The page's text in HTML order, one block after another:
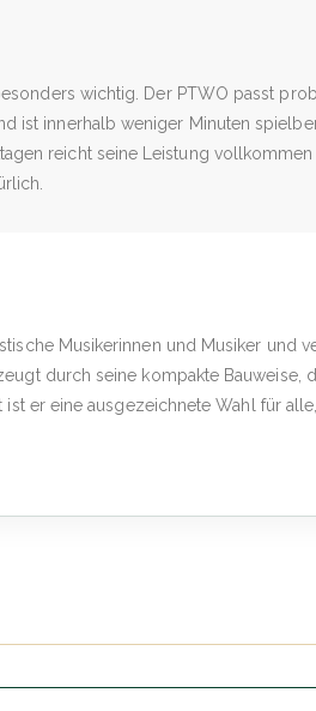
wichtig. Der PTWO passt
ist innerhalb weniger Minuten
reicht seine Leistung
Musikerinnen und Musiker und
durch seine kompakte Bauweise,
er eine ausgezeichnete Wahl für